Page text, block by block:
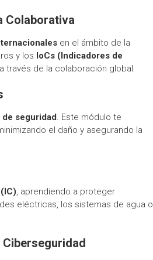
Colaborativa
en el ámbito de la
y los IoCs (Indicadores de
través de la colaboración global.
seguridad. Este módulo te
el daño y asegurando la
, aprendiendo a proteger
eléctricas, los sistemas de agua o
Ciberseguridad